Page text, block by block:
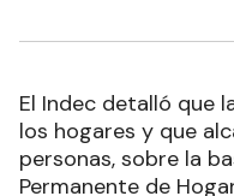
El Indec detalló que
los hogares y que
personas, sobre la
Permanente de